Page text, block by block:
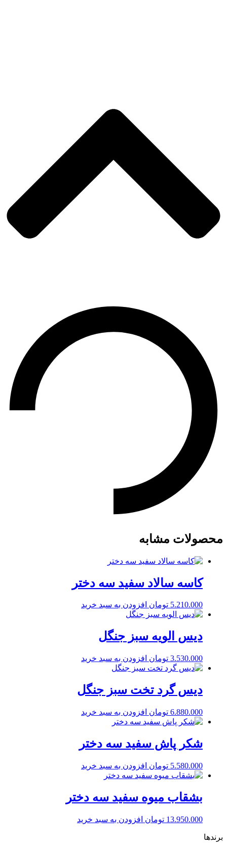
محصولات مشابه
کاسه سالاد سفید سه دختر
5.210.000 تومان افزودن به سبد خرید
دیس الویه سبز جنگل
3.530.000 تومان افزودن به سبد خرید
دیس گرد تخت سبز جنگل
6.880.000 تومان افزودن به سبد خرید
شکر پاش سفید سه دختر
5.580.000 تومان افزودن به سبد خرید
بشقاب میوه سفید سه دختر
13.950.000 تومان افزودن به سبد خرید
برندها